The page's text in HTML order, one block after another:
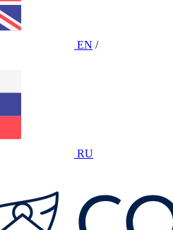
EN /
RU